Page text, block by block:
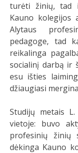
turėti žinių, tad
Kauno kolegijos
Alytaus
pedagoge, tad
reikalinga
socialinį darbą ir
esu išties
džiaugiasi
Studijų metais
vietoje: buvo
profesinių žinių
dėkinga Kauno